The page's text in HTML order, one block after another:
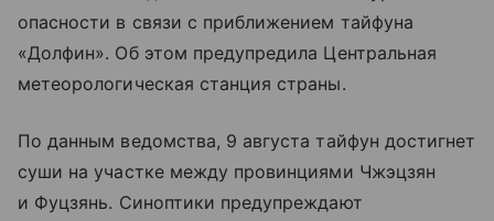
опасности в связи с приближением тайфуна
«Долфин». Об этом предупредила Центральная
метеорологическая станция страны.
По данным ведомства, 9 августа тайфун достигнет
суши на участке между провинциями Чжэцзян
и Фуцзянь. Синоптики предупреждают